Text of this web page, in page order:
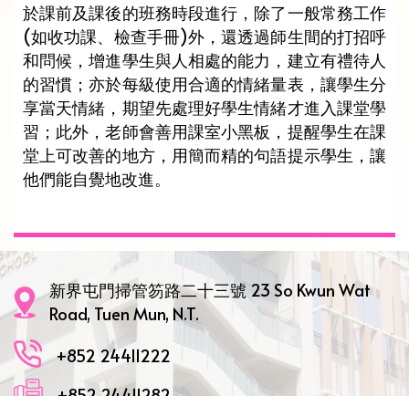
於課前及課後的班務時段進行，除了一般常務工作
(如收功課、檢查手冊)外，還透過師生間的打招呼
和問候，增進學生與人相處的能力，建立有禮待人
的習慣；亦於每級使用合適的情緒量表，讓學生分
享當天情緒，期望先處理好學生情緒才進入課堂學
習；此外，老師會善用課室小黑板，提醒學生在課
堂上可改善的地方，用簡而精的句語提示學生，讓
他們能自覺地改進。
新界屯門掃管笏路二十三號 23 So Kwun Wat
Road, Tuen Mun, N.T.
+852 24411222